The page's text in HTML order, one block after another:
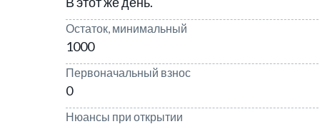
Остаток, минимальный
1000
Первоначальный взнос
0
Нюансы при открытии